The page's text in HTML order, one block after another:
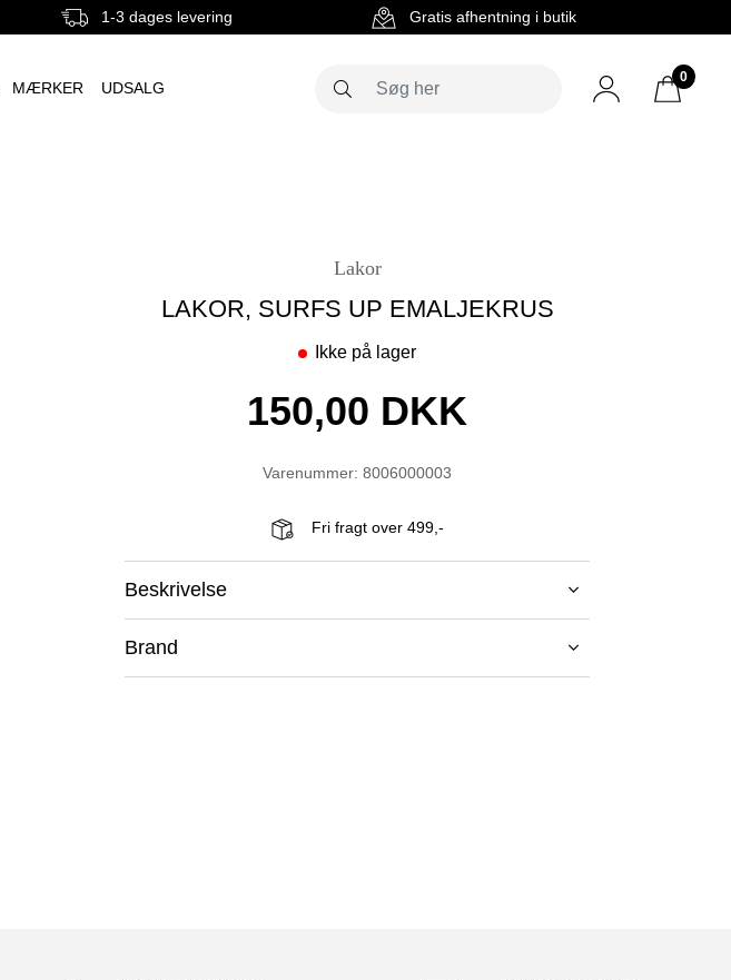
1-3 dages levering Gratis afhentning i butik
MÆRKER UDSALG
0
Lakor
LAKOR, SURFS UP EMALJEKRUS
Ikke på lager
150,00 DKK
Varenummer: 8006000003
Fri fragt over 499,-
Beskrivelse
Brand